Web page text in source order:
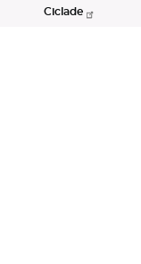
Ciclade